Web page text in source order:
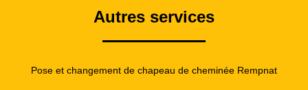
Autres services
Pose et changement de chapeau de cheminée Rempnat